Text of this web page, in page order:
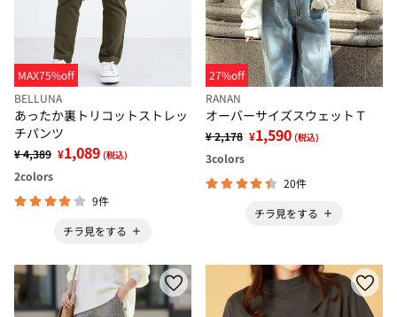
MAX75%off
BELLUNA
あったか裏トリコットストレッ
チパンツ
¥ 4,389 ¥1,089 (税込)
2colors
9件
チラ見をする
27%off
RANAN
オーバーサイズスウェットＴ
¥ 2,178 ¥1,590 (税込)
3colors
20件
チラ見をする